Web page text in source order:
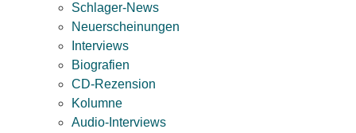
Schlager-News
Neuerscheinungen
Interviews
Biografien
CD-Rezension
Kolumne
Audio-Interviews